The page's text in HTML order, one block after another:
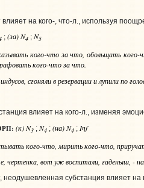
на кого-, что‑л., используя
;(за) N4;N5
кого-что за что , обольщать кого-
кого-что за что.
сгоняли в резервации и лупили по
влияет на кого‑л., изменяя
(к) N3;N4;(на) N4;Inf
кого-что, миритького-что,
чертенка, вот уж воспитали, гаденыш, -
неодушевленная субстанция влияет